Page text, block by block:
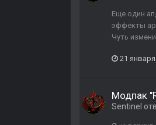
Еще один
эффекты
Чуть
21 января
Модпак
Sentinel